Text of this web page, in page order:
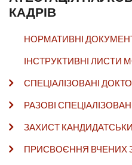
КАДРІВ
НОРМАТИВНІ
ІНСТРУКТИВНІ ЛИСТИ
СПЕЦІАЛІЗОВАНІ
РАЗОВІ
ЗАХИСТ
ПРИСВОЄННЯ ВЧЕНИХ